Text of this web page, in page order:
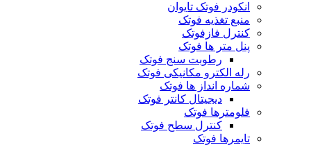
انکودر فوتک تایوان
منبع تغذیه فوتک
کنترل فازفوتک
پنل متر ها فوتک
رطوبت سنج فوتک
رله الکترو مکانیکی فوتک
شماره انداز ها فوتک
دیجیتال کانتر فوتک
فلومترها فوتک
کنترل سطح فوتک
تایمرها فوتک